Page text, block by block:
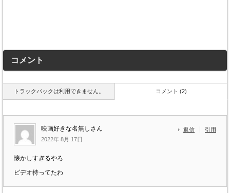
コメント
トラックバックは利用できません。 コメント (2)
映画好きな名無しさん
2022年 8月 17日
返信 引用
懐かしすぎるやろ
ビデオ持ってたわ